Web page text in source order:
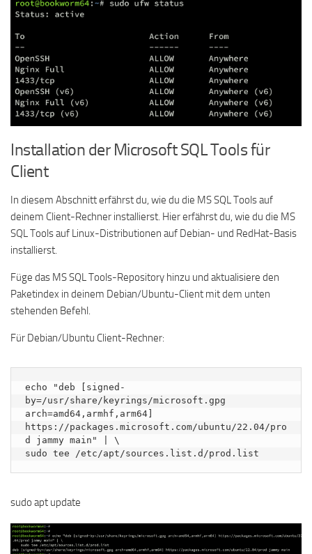
Installation der Microsoft SQL Tools für
Client
In diesem Abschnitt erfährst du, wie du die MS SQL Tools auf
deinem Client-Rechner installierst. Hier erfährst du, wie du die MS
SQL Tools auf Linux-Distributionen auf Debian- und RedHat-Basis
installierst.
Füge das MS SQL Tools-Repository hinzu und aktualisiere den
Paketindex in deinem Debian/Ubuntu-Client mit dem unten
stehenden Befehl.
Für Debian/Ubuntu Client-Rechner:
echo "deb [signed-
by=/usr/share/keyrings/microsoft.gpg
arch=amd64,armhf,arm64]
https://packages.microsoft.com/ubuntu/22.04/pro
d jammy main" | \
sudo tee /etc/apt/sources.list.d/prod.list
sudo apt update